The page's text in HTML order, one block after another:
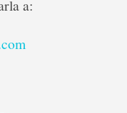
a: